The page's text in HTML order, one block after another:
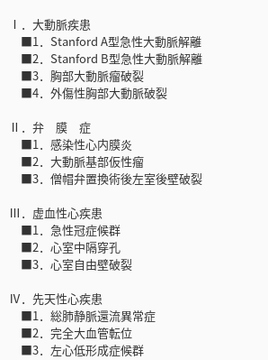
Ⅰ．大動脈疾患
■1．Stanford A型急性大動脈解離
■2．Stanford B型急性大動脈解離
■3．胸部大動脈瘤破裂
■4．外傷性胸部大動脈破裂
Ⅱ．弁 膜 症
■1．感染性心内膜炎
■2．大動脈基部仮性瘤
■3．僧帽弁置換術後左室後壁破裂
Ⅲ．虚血性心疾患
■1．急性冠症候群
■2．心室中隔穿孔
■3．心室自由壁破裂
Ⅳ．先天性心疾患
■1．総肺静脈還流異常症
■2．完全大血管転位
■3．左心低形成症候群